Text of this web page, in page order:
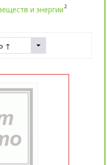
и энергии 2